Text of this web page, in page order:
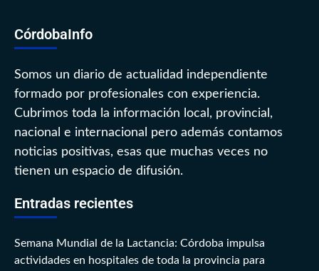
CórdobaInfo
Somos un diario de actualidad independiente
formado por profesionales con experiencia.
Cubrimos toda la información local, provincial,
nacional e internacional pero además contamos
noticias positivas, esas que muchas veces no
tienen un espacio de difusión.
Entradas recientes
Semana Mundial de la Lactancia: Córdoba impulsa
actividades en hospitales de toda la provincia para